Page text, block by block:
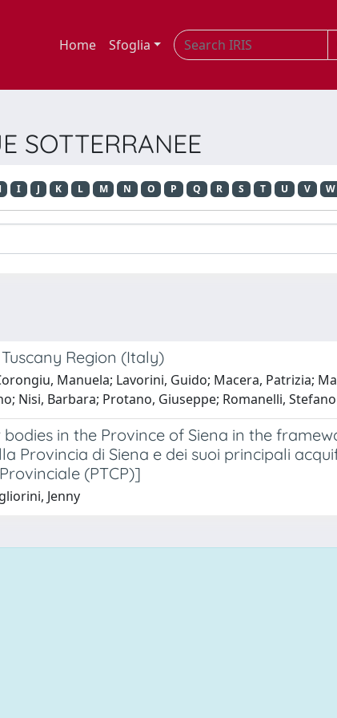
Home Sfoglia
SOTTERRANEE
I J K L M N O P Q R S T U V W
Region (Italy)
Manuela; Lavorini, Guido; Macera, Patrizia;
Nisi, Barbara; Protano, Giuseppe; Romanelli, Stefano
in the Province of Siena in the
Provincia di Siena e dei suoi principali
(PTCP)]
Jenny